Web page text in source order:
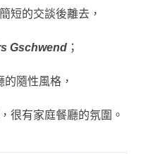
短的交談後離去，
Gschwend ；
隨性風格，
很有家庭餐廳的氛圍。